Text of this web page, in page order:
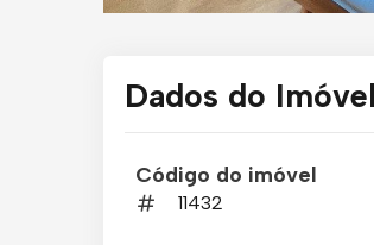
Dados do Imóvel
Código do imóvel
11432